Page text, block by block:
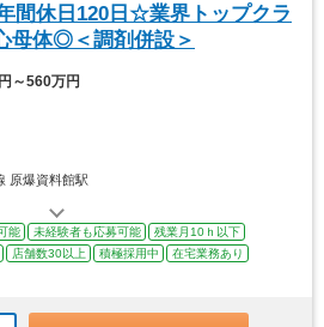
間休日120日☆業界トップクラ
母体◎＜調剤併設＞
～560万円
原爆資料館駅
能 未経験者も応募可能
残業月10ｈ以下
店舗数30以上 積極採用中
在宅業務あり